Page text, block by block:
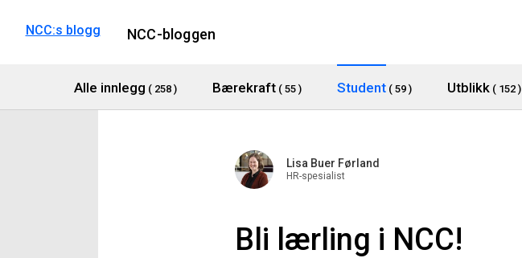
NCC:s blogg NCC-bloggen
Alle innlegg ( 258 ) Bærekraft ( 55 ) Student ( 59 ) Utblikk ( 152 )
Lisa Buer Førland
HR-spesialist
Bli lærling i NCC!